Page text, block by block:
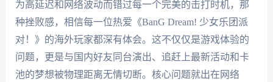
为高延迟和网络波动而错过每一个完美的击打时机，那
种挫败感，相信每一位热爱《BanG Dream! 少女乐团派
对！》的海外玩家都深有体会。这不仅仅是游戏体验的
问题，更是与国内好友同台演出、追赶上最新活动和卡
池的梦想被物理距离无情切断。核心问题就出在网络